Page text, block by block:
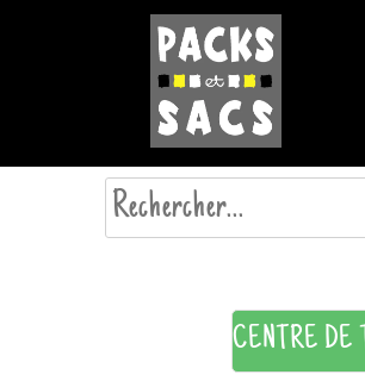
CENTRE DE